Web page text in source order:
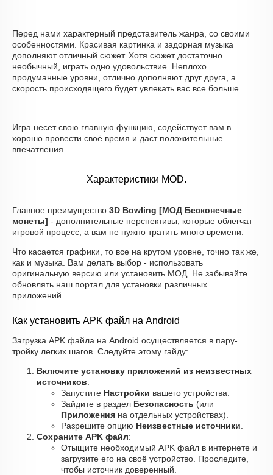
Перед нами характерный представитель жанра, со своими
особенностями. Красивая картинка и задорная музыка
дополняют отличный сюжет. Хотя сюжет достаточно
необычный, играть одно удовольствие. Неплохо
продуманные уровни, отлично дополняют друг друга, а
скорость происходящего будет увлекать вас все больше.
Игра несет свою главную функцию, содействует вам в
хорошо провести своё время и даст положительные
впечатления.
Характеристики MOD.
Главное преимущество 3D Bowling [МОД Бесконечные
монеты] - дополнительные перспективы, которые облегчат
игровой процесс, а вам не нужно тратить много времени.
Что касается графики, то все на крутом уровне, точно так же,
как и музыка. Вам делать выбор - использовать
оригинальную версию или установить МОД. Не забывайте
обновлять наш портал для установки различных
приложений.
Как установить APK файл на Android
Загрузка APK файла на Android осуществляется в пару-
тройку легких шагов. Следуйте этому гайду:
Включите установку приложений из неизвестных
источников:
Запустите Настройки вашего устройства.
Зайдите в раздел Безопасность (или
Приложения на отдельных устройствах).
Разрешите опцию Неизвестные источники
Сохраните APK файл:
Отыщите необходимый APK файл в интернете и
загрузите его на своё устройство. Проследите,
чтобы источник доверенный.